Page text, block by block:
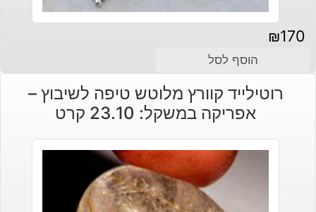
₪170
הוסף לסל
רוטילייד קוורץ מלוטש טיפה לשיבוץ –
אפריקה במשקל: 23.10 קרט